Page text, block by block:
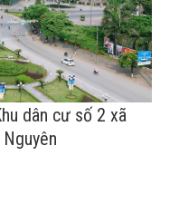
dân cư số 2 xã